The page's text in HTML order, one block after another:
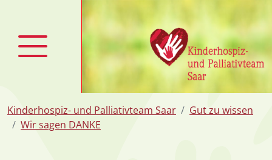
Kinderhospiz- und Palliativteam Saar
Gut zu wissen
Wir sagen DANKE